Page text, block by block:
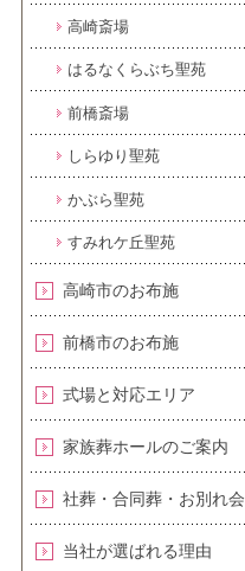
高崎斎場
はるなくらぶち聖苑
前橋斎場
しらゆり聖苑
かぶら聖苑
すみれケ丘聖苑
高崎市のお布施
前橋市のお布施
式場と対応エリア
家族葬ホールのご案内
社葬・合同葬・お別れ会
当社が選ばれる理由